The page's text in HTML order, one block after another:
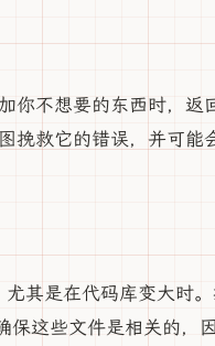
你不想要的东西时，
挽救它的错误，并可能
其是在代码库变大时
这些文件是相关的，